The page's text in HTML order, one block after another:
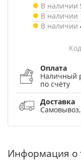
В наличии
В наличии
В наличии
Оплата
Наличный
по счёту
Доставка
Самовывоз,
Информация о